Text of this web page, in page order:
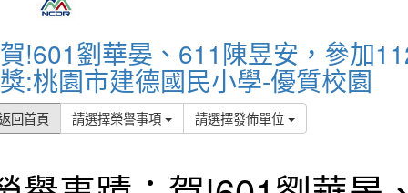
賀!601劉華晏、611陳昱安，參加
獎:桃園市建德國民小學-優質校園
回首頁 請選擇榮譽事項 請選擇發佈單位